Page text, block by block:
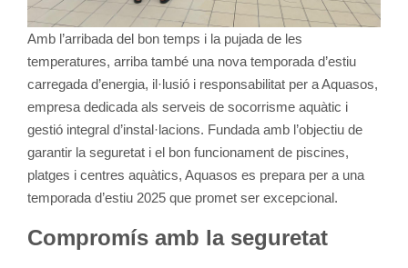
Amb l’arribada del bon temps i la pujada de les
temperatures, arriba també una nova temporada d’estiu
carregada d’energia, il·lusió i responsabilitat per a Aquasos,
empresa dedicada als serveis de socorrisme aquàtic i
gestió integral d’instal·lacions. Fundada amb l’objectiu de
garantir la seguretat i el bon funcionament de piscines,
platges i centres aquàtics, Aquasos es prepara per a una
temporada d’estiu 2025 que promet ser excepcional.
Compromís amb la seguretat